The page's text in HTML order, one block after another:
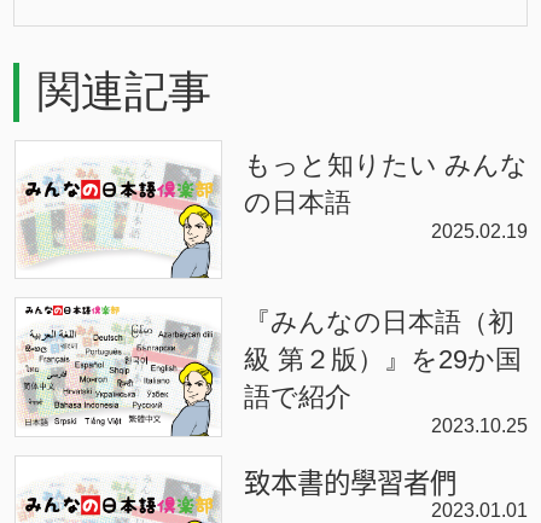
関連記事
もっと知りたい みんな
の日本語
2025.02.19
『みんなの日本語（初
級 第２版）』を29か国
語で紹介
2023.10.25
致本書的學習者們
2023.01.01